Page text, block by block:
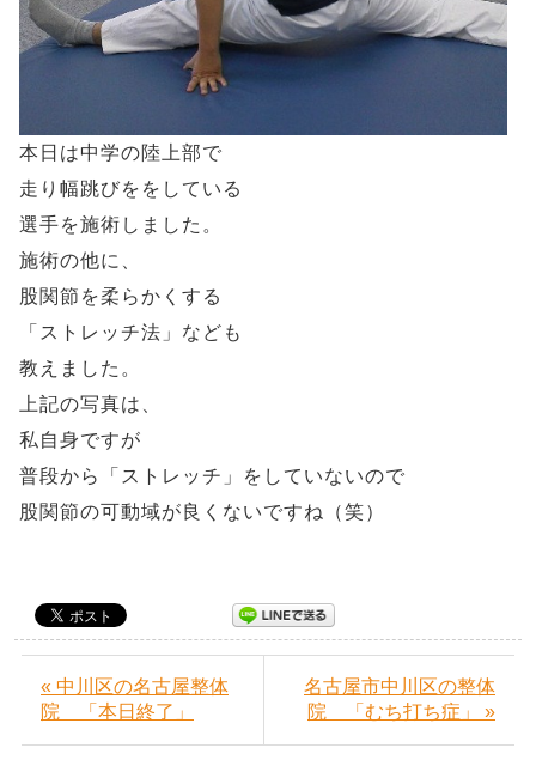
本日は中学の陸上部で
走り幅跳びををしている
選手を施術しました。
施術の他に、
股関節を柔らかくする
「ストレッチ法」なども
教えました。
上記の写真は、
私自身ですが
普段から「ストレッチ」をしていないので
股関節の可動域が良くないですね（笑）
« 中川区の名古屋整体
院 「本日終了」
名古屋市中川区の整体
院 「むち打ち症」 »